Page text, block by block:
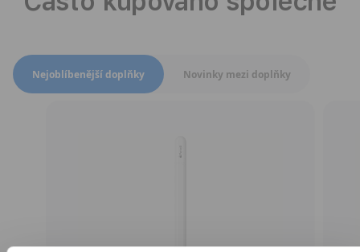
Přepnout zobrazení produktů
Nejoblíbenější doplňky Novinky mezi doplňky